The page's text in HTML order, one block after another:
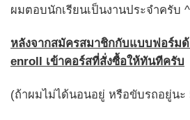
ผมตอบนักเรียนเป็นงานประจำครับ
หลังจากสมัครสมาชิกกับแบบฟอร์ม
enroll เข้าคอร์สที่สั่งซื้อให้ทันทีครับ
(ถ้าผมไม่ได้นอนอยู่ หรือขับรถอยู่นะ